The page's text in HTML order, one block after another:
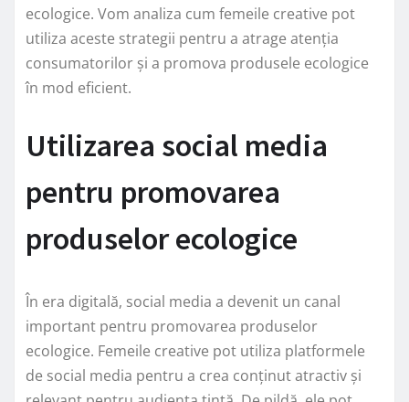
ecologice. Vom analiza cum femeile creative pot
utiliza aceste strategii pentru a atrage atenția
consumatorilor și a promova produsele ecologice
în mod eficient.
Utilizarea social media
pentru promovarea
produselor ecologice
În era digitală, social media a devenit un canal
important pentru promovarea produselor
ecologice. Femeile creative pot utiliza platformele
de social media pentru a crea conținut atractiv și